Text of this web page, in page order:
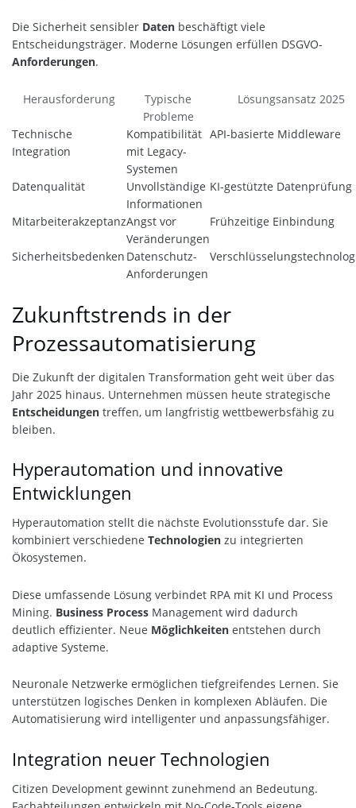
Die Sicherheit sensibler Daten beschäftigt viele
Entscheidungsträger. Moderne Lösungen erfüllen DSGVO-
Anforderungen.
Herausforderung
Typische
Probleme
Lösungsansatz 2025
Technische
Integration
Kompatibilität
mit Legacy-
Systemen
API-basierte Middleware
Datenqualität
Unvollständige
Informationen
KI-gestützte Datenprüfung
MitarbeiterakzeptanzAngst vor
Veränderungen
Frühzeitige Einbindung
Sicherheitsbedenken Datenschutz-
Anforderungen
Zukunftstrends in der
Prozessautomatisierung
Die Zukunft der digitalen Transformation geht weit über das
Jahr 2025 hinaus. Unternehmen müssen heute strategische
Entscheidungen treffen, um langfristig wettbewerbsfähig zu
bleiben.
Hyperautomation und innovative
Entwicklungen
Hyperautomation stellt die nächste Evolutionsstufe dar. Sie
kombiniert verschiedene Technologien zu integrierten
Ökosystemen.
Diese umfassende Lösung verbindet RPA mit KI und Process
Mining. Business Process Management wird dadurch
deutlich effizienter. Neue Möglichkeiten entstehen durch
adaptive Systeme.
Neuronale Netzwerke ermöglichen tiefgreifendes Lernen. Sie
unterstützen logisches Denken in komplexen Abläufen. Die
Automatisierung wird intelligenter und anpassungsfähiger.
Integration neuer Technologien
Citizen Development gewinnt zunehmend an Bedeutung.